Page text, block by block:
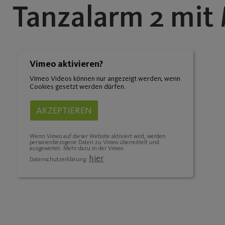
Tanzalarm 2 mit
Vimeo aktivieren?
Vimeo Videos können nur angezeigt werden, wenn
Cookies gesetzt werden dürfen.
AKZEPTIEREN
Wenn Vimeo auf dieser Website aktiviert wird, werden
personenbezogene Daten zu Vimeo übermittelt und
ausgewertet. Mehr dazu in der Vimeo
Datenschutzerklärung: hier